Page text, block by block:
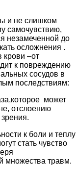
и не слишком
самочувствию,
незамеченной до
осложнения .
крови –от
к повреждению
сосудов в
последствиям:
может
отслоению
к боли и теплу
стать чувство
множества травм.